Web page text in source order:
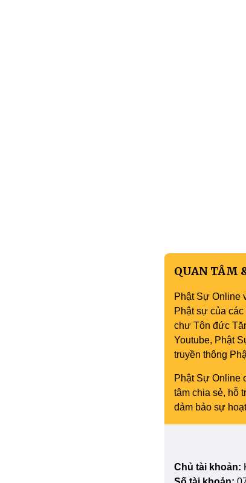
QUAN TÂM
Phật Sự Online
Phật sự của
chư Tôn đức
Youtube, Phật
truyền thông
Phật Sự Online
tâm chia sẻ, hỗ
đảm bảo sự
Chủ tài khoản: